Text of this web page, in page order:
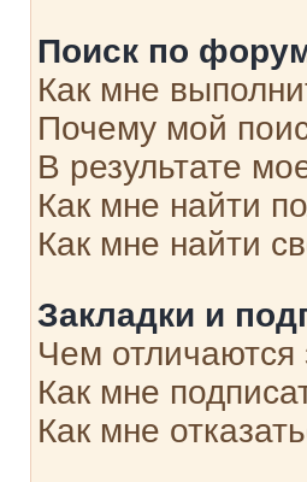
Поиск по
Как мне
Почему мой
В результате
Как мне найти
Как мне найти
Закладки и
Чем отличаются
Как мне
Как мне